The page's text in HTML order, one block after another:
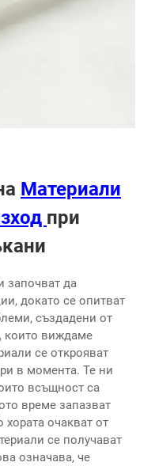
Материали
при
започват да
докато се опитват
създадени от
които виждаме
се открояват
в момента. Те ни
всъщност са
време запазват
очакват от
се получават
означава, че